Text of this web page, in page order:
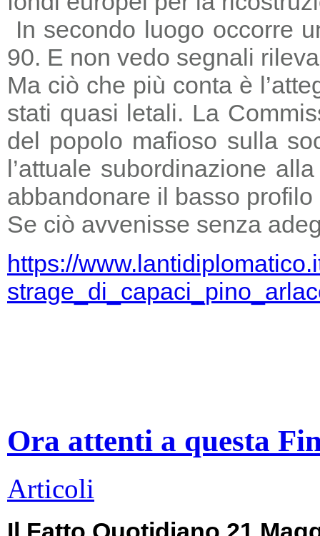
In secondo luogo occorre
90. E non vedo segnali
Ma ciò che più conta è
stati quasi letali. La
del popolo mafioso sulla
l’attuale subordinazione
abbandonare il basso
Se ciò avvenisse senza
https://
Ora attenti a questa
Articoli